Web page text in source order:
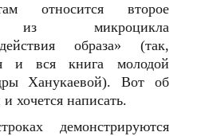
относится второе
из микроцикла
образа» (так,
и вся книга молодой
Ханукаевой). Вот об
хочется написать.
демонстрируются